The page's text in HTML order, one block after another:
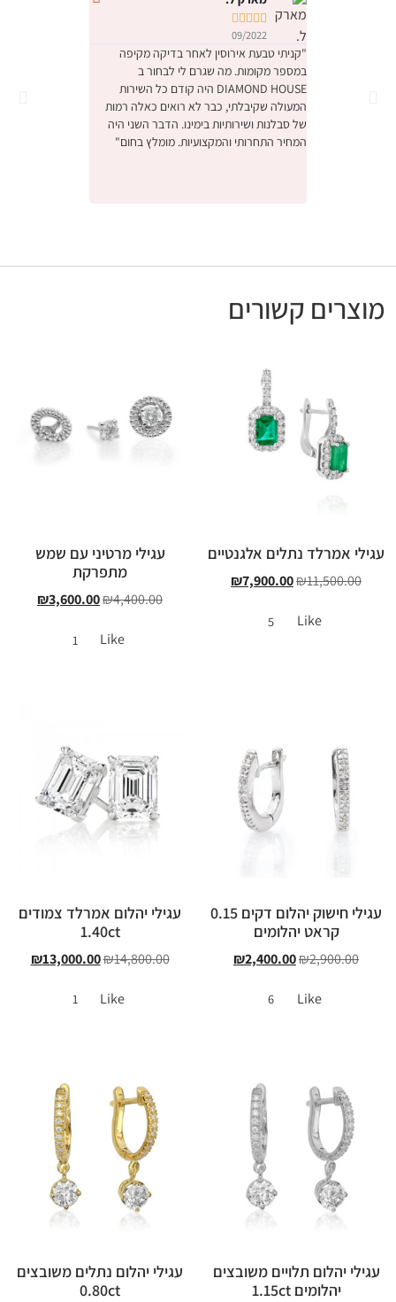





09/2022
"קניתי טבעת אירוסין לאחר בדיקה מקיפה
במספר מקומות. מה שגרם לי לבחור ב
DIAMOND HOUSE היה קודם כל השירות
המעולה שקיבלתי, כבר לא רואים כאלה רמות
של סבלנות ושירותיות בימינו. הדבר השני היה
המחיר התחרותי והמקצועיות. מומלץ בחום"
מוצרים קשורים
עגילי אמרלד נתלים אלגנטיים
₪11,500.00
₪7,900.00
Like
5
עגילי מרטיני עם שמש
מתפרקת
₪4,400.00
₪3,600.00
Like
1
עגילי חישוק יהלום דקים 0.15
קראט יהלומים
₪2,900.00
₪2,400.00
Like
6
עגילי יהלום אמרלד צמודים
1.40ct
₪14,800.00
₪13,000.00
Like
1
עגילי יהלום תלויים משובצים
יהלומים 1.15ct
עגילי יהלום נתלים משובצים
0.80ct